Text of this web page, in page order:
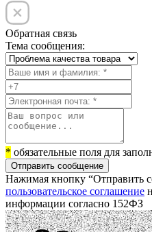
Обратная связь
Тема сообщения:
* обязательные поля для
Отправить сообщение
Нажимая кнопку “Отправить
пользовательское соглашение
информации согласно 152ФЗ